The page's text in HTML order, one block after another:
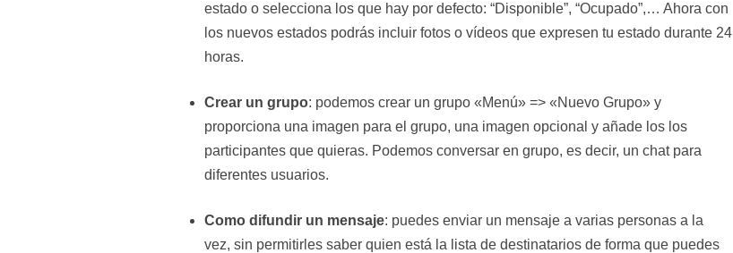
estado o selecciona los que hay por defecto: “Disponible”, “Ocupado”,… Ahora con
los nuevos estados podrás incluir fotos o vídeos que expresen tu estado durante 24
horas.
Crear un grupo: podemos crear un grupo «Menú» => «Nuevo Grupo» y
proporciona una imagen para el grupo, una imagen opcional y añade los los
participantes que quieras. Podemos conversar en grupo, es decir, un chat para
diferentes usuarios.
Como difundir un mensaje: puedes enviar un mensaje a varias personas a la
vez, sin permitirles saber quien está la lista de destinatarios de forma que puedes